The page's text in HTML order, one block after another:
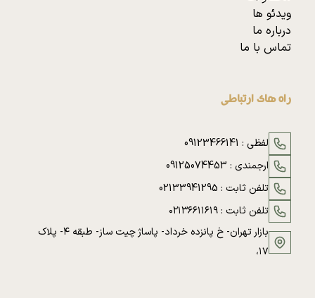
ویدئو ها
درباره ما
تماس با ما
راه های ارتباطی
لفظی : 09123466141
ارجمندی : 09125074453
تلفن ثابت : 02133941295
تلفن ثابت :۰۲۱۳۶۶۱۱۶۱۹
بازار تهران- خ پانزده خرداد- پاساژ چیت ساز- طبقه ۴- پلاک
۱۷،